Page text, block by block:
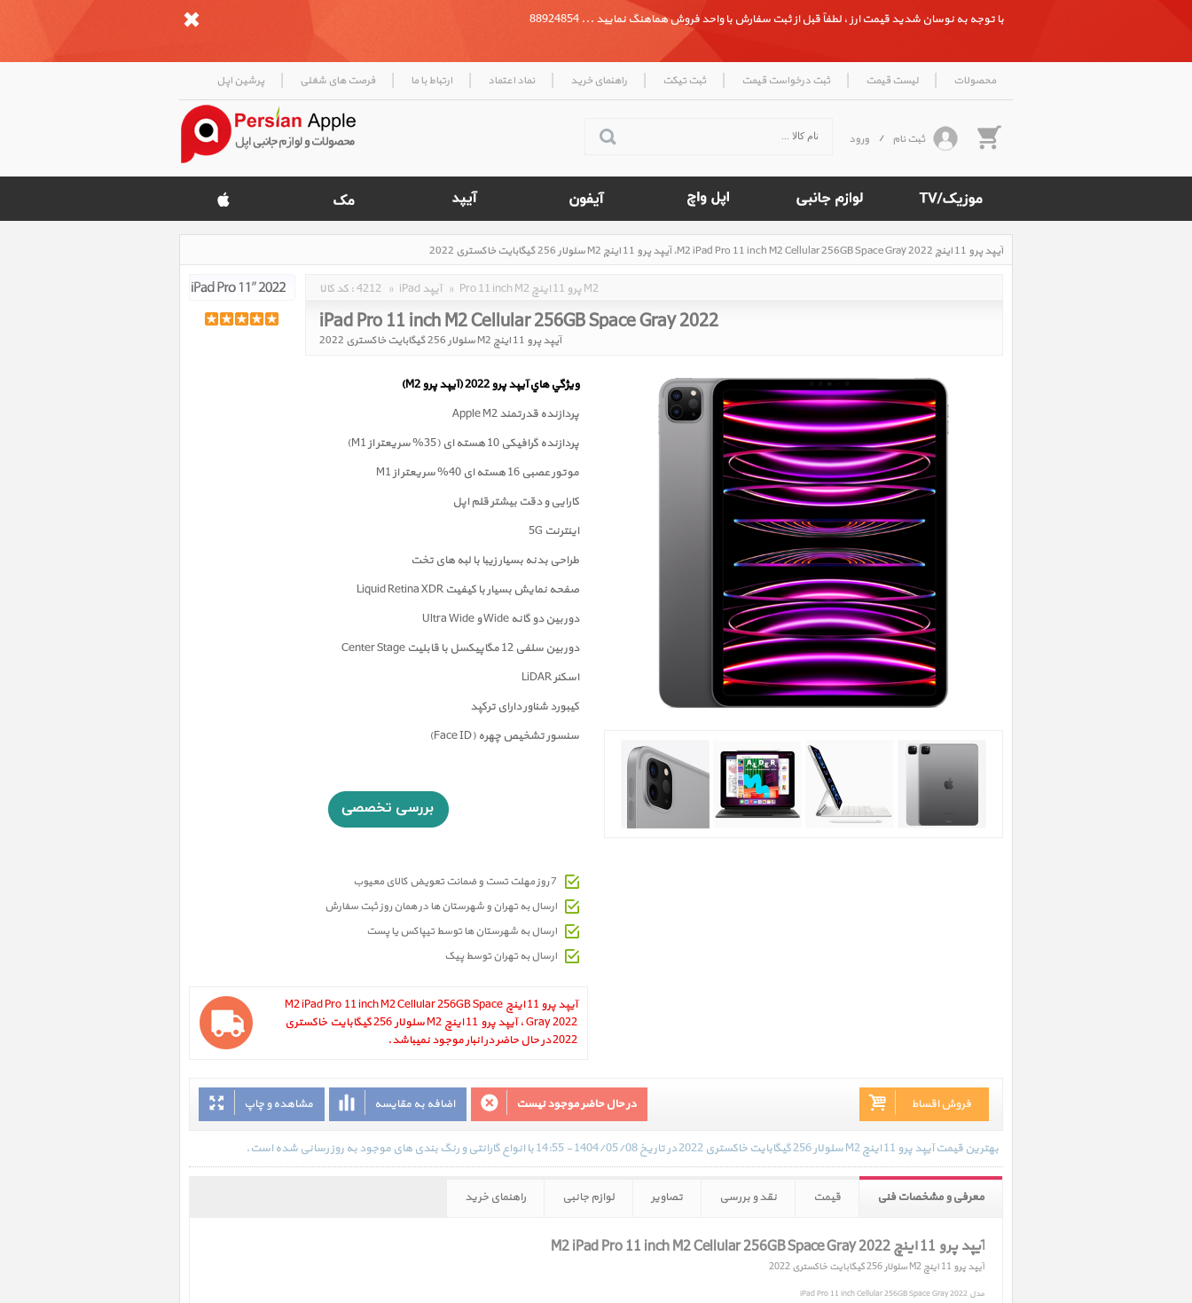
با توجه به نوسان شدید قیمت ارز ، لطفاً قبل از ثبت سفارش با واحد فروش هماهنگ نمایید ... 88924854
محصولات | لیست قیمت | ثبت درخواست قیمت | ثبت تیکت | راهنمای خرید | نماد اعتماد | ارتباط با ما | فرصت های شغلی | پرشین اپل
ثبت نام / ورود
آیپد پرو 11 اینچ M2 iPad Pro 11 inch M2 Cellular 256GB Space Gray 2022، آیپد پرو 11 اینچ M2 سلولار 256 گیگابایت خاکستری 2022
Rated
کد کالا :4212 » iPad آیپد » Pro 11 inch M2 پرو 11 اینچ M2
iPad Pro 11 inch M2 Cellular 256GB Space Gray 2022
آیپد پرو 11 اینچ M2 سلولار 256 گیگابایت خاکستری 2022
ويژگي هاي آيپد پرو 2022 (آیپد پرو M2)
پردازنده قدرتمند Apple M2
پردازنده گرافیکی 10 هسته ای (35% سریعتر از M1)
موتور عصبی 16 هسته ای 40% سریعتر از M1
کارایی و دقت بیشتر قلم اپل
اینترنت 5G
طراحی بدنه بسیار زیبا با لبه های تخت
صفحه نمايش بسیار با کیفیت Liquid Retina XDR
دوربين دو گانه Wide و Ultra Wide
دوربین سلفی 12 مگاپیکسل با قابلیت Center Stage
اسکنر LiDAR
کیبورد شناور دارای ترکپد
سنسور تشخیص چهره (Face ID)
7 روز مهلت تست و ضمانت تعویض کالای معیوب
ارسال به تهران و شهرستان ها در همان روز ثبت سفارش
ارسال به شهرستان ها توسط تیپاکس یا پست
ارسال به تهران توسط پیک
آیپد پرو 11 اینچ M2 iPad Pro 11 inch M2 Cellular 256GB Space
Gray 2022 ، آیپد پرو 11 اینچ M2 سلولار 256 گیگابایت خاکستری
2022 در حال حاضر در انبار موجود نمیباشد.
مشاهده و چاپ اضافه به مقایسه در حال حاضر موجود نیست فروش اقساط
بهترین قیمت آیپد پرو 11 اینچ M2 سلولار 256 گیگابایت خاکستری 2022 در تاریخ 1404/05/08 - 14:55 با انواع گارانتی و رنگ بندی های موجود به روز رسانی شده است.
معرفی و مشخصات فنی قیمت نقد و بررسی تصاویر لوازم جانبی راهنمای خرید
آیپد پرو 11 اینچ M2 iPad Pro 11 inch M2 Cellular 256GB Space Gray 2022
آیپد پرو 11 اینچ M2 سلولار 256 گیگابایت خاکستری 2022
مدل iPad Pro 11 inch Cellular 256GB Space Gray 2022